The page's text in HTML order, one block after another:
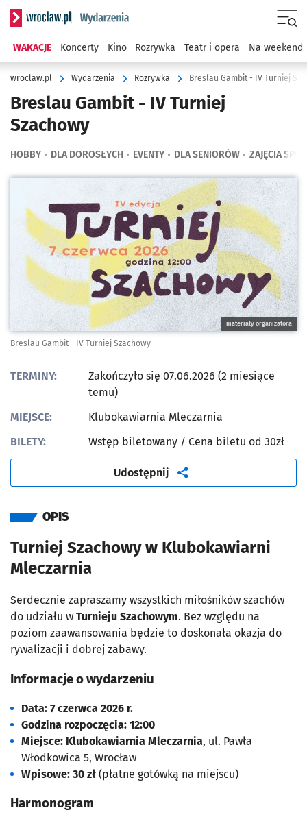
Serwis informacyjny wroclaw.pl podserwis: Wydarzenia
WAKACJE Koncerty Kino Rozrywka Teatr i opera Na weekend
wroclaw.pl Wydarzenia Rozrywka Breslau Gambit - IV Turniej
Breslau Gambit - IV Turniej
Szachowy
HOBBY DLA DOROSŁYCH EVENTY DLA SENIORÓW ZAJĘCIA
materiały organizatora
Breslau Gambit - IV Turniej Szachowy
TERMINY:
Zakończyło się 07.06.2026 (2 miesiące
temu)
MIEJSCE:
Klubokawiarnia Mleczarnia
BILETY:
Wstęp biletowany / Cena biletu od 30zł
Udostępnij artykuł
OPIS
Turniej Szachowy w Klubokawiarni
Mleczarnia
Serdecznie zapraszamy wszystkich miłośników szachów
do udziału w Turnieju Szachowym. Bez względu na
poziom zaawansowania będzie to doskonała okazja do
rywalizacji i dobrej zabawy.
Informacje o wydarzeniu
Data: 7 czerwca 2026 r.
Godzina rozpoczęcia: 12:00
Miejsce: Klubokawiarnia Mleczarnia, ul. Pawła
Włodkowica 5, Wrocław
Wpisowe: 30 zł (płatne gotówką na miejscu)
Harmonogram